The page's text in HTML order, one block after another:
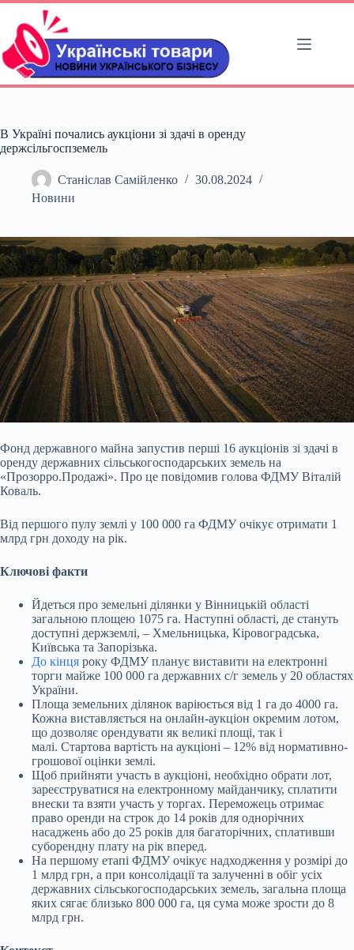
Перейти
вмісту
В Україні почались аукціони зі здачі в оренду
держсільгоспземель
Станіслав Самійленко
30.08.2024
Новини
Фонд державного майна запустив перші 16 аукціонів зі здачі в
оренду державних сільськогосподарських земель на
«Прозорро.Продажі». Про це повідомив голова ФДМУ Віталій
Коваль.
Від першого пулу землі у 100 000 га ФДМУ очікує отримати 1
млрд грн доходу на рік.
Ключові факти
Йдеться про земельні ділянки у Вінницькій області
загальною площею 1075 га. Наступні області, де стануть
доступні держземлі, – Хмельницька, Кіровоградська,
Київська та Запорізька.
До кінця року ФДМУ планує виставити на електронні
торги майже 100 000 га державних с/г земель у 20 областях
України.
Площа земельних ділянок варіюється від 1 га до 4000 га.
Кожна виставляється на онлайн-аукціон окремим лотом,
що дозволяє орендувати як великі площі, так і
малі. Стартова вартість на аукціоні – 12% від нормативно-
грошової оцінки землі.
Щоб прийняти участь в аукціоні, необхідно обрати лот,
зареєструватися на електронному майданчику, сплатити
внески та взяти участь у торгах. Переможець отримає
право оренди на строк до 14 років для однорічних
насаджень або до 25 років для багаторічних, сплативши
суборендну плату на рік вперед.
На першому етапі ФДМУ очікує надходження у розмірі до
1 млрд грн, а при консолідації та залученні в обіг усіх
державних сільськогосподарських земель, загальна площа
яких сягає близько 800 000 га, ця сума може зрости до 8
млрд грн.